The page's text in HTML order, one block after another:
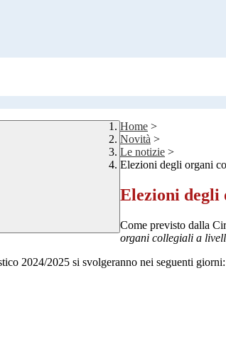
Home >
Novità >
Le notizie >
Elezioni degli organi
Elezioni degli
Come previsto dalla
organi collegiali a
2024/2025 si svolgeranno nei seguenti giorni: